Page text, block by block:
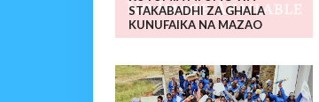
STAKABADHI ZA GHALA
KUNUFAIKA NA MAZAO